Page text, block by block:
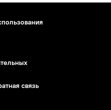
связь